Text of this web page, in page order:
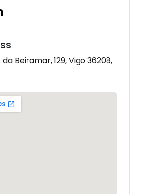
da Beiramar, 129, Vigo 36208,